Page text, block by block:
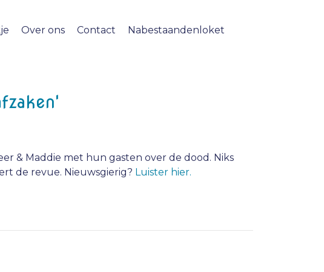
Over ons Contact Nabestaandenloket
& Maddie met hun gasten over de dood. Niks
de revue. Nieuwsgierig? Luister hier.